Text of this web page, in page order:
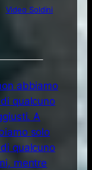
Video Soldini
abbiamo
qualcuno
A
solo
qualcuno
mentre